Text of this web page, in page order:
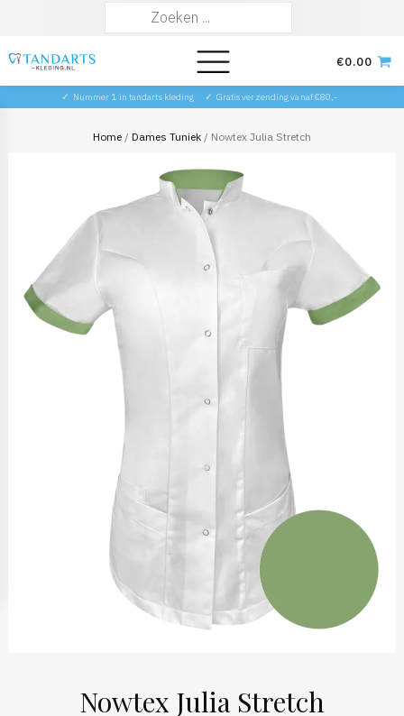
€0.00
✓ Nummer 1 in tandarts kleding ✓ Gratis verzending vanaf €80,-
Home / Dames Tuniek / Nowtex Julia Stretch
Nowtex Julia Stretch